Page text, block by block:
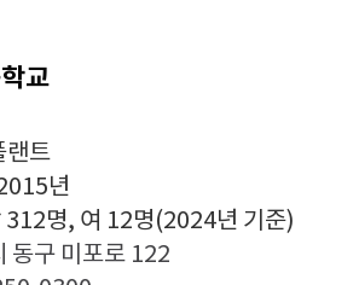
교
랜트
년
312명, 여 12명(2024년 기준)
동구 미포로 122